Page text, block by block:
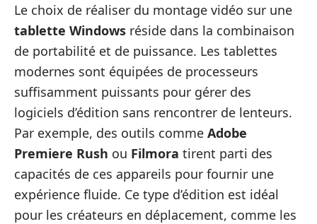
Le choix de réaliser du montage vidéo sur une
tablette Windows réside dans la combinaison
de portabilité et de puissance. Les tablettes
modernes sont équipées de processeurs
suffisamment puissants pour gérer des
logiciels d’édition sans rencontrer de lenteurs.
Par exemple, des outils comme Adobe
Premiere Rush ou Filmora tirent parti des
capacités de ces appareils pour fournir une
expérience fluide. Ce type d’édition est idéal
pour les créateurs en déplacement, comme les